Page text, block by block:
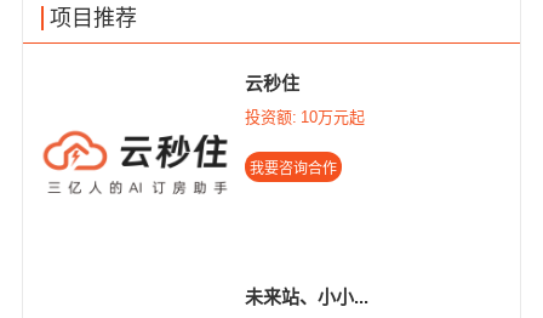
项目推荐
云秒住
投资额: 10万元起
未来站、小小...